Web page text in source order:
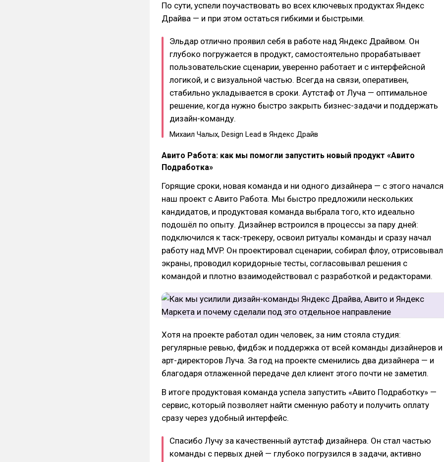
По сути, успели поучаствовать во всех ключевых продуктах Яндекс
Драйва — и при этом остаться гибкими и быстрыми.
Эльдар отлично проявил себя в работе над Яндекс Драйвом. Он
глубоко погружается в продукт, самостоятельно прорабатывает
пользовательские сценарии, уверенно работает и с интерфейсной
логикой, и с визуальной частью. Всегда на связи, оперативен,
стабильно укладывается в сроки. Аутстаф от Луча — оптимальное
решение, когда нужно быстро закрыть бизнес-задачи и поддержать
дизайн-команду.
Михаил Чалых, Design Lead в Яндекс Драйв
Авито Работа: как мы помогли запустить новый продукт «Авито
Подработка»
Горящие сроки, новая команда и ни одного дизайнера — с этого начался
наш проект с Авито Работа. Мы быстро предложили нескольких
кандидатов, и продуктовая команда выбрала того, кто идеально
подошёл по опыту. Дизайнер встроился в процессы за пару дней:
подключился к таск-трекеру, освоил ритуалы команды и сразу начал
работу над MVP. Он проектировал сценарии, собирал флоу, отрисовывал
экраны, проводил коридорные тесты, согласовывал решения с
командой и плотно взаимодействовал с разработкой и редакторами.
Хотя на проекте работал один человек, за ним стояла студия:
регулярные ревью, фидбэк и поддержка от всей команды дизайнеров и
арт-директоров Луча. За год на проекте сменились два дизайнера — и
благодаря отлаженной передаче дел клиент этого почти не заметил.
В итоге продуктовая команда успела запустить «Авито Подработку» —
сервис, который позволяет найти сменную работу и получить оплату
сразу через удобный интерфейс.
Спасибо Лучу за качественный аутстаф дизайнера. Он стал частью
команды с первых дней — глубоко погрузился в задачи, активно